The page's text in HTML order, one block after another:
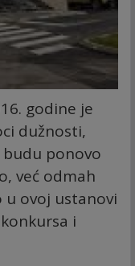
godine je
dužnosti,
ponovo
već odmah
ovoj ustanovi
i